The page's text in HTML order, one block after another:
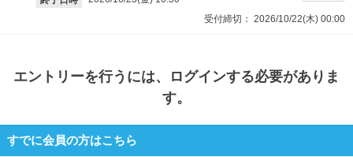
受付締切： 2026/10/22(木) 00:00
エントリーを行うには、ログインする必要がありま
す。
すでに会員の方はこちら